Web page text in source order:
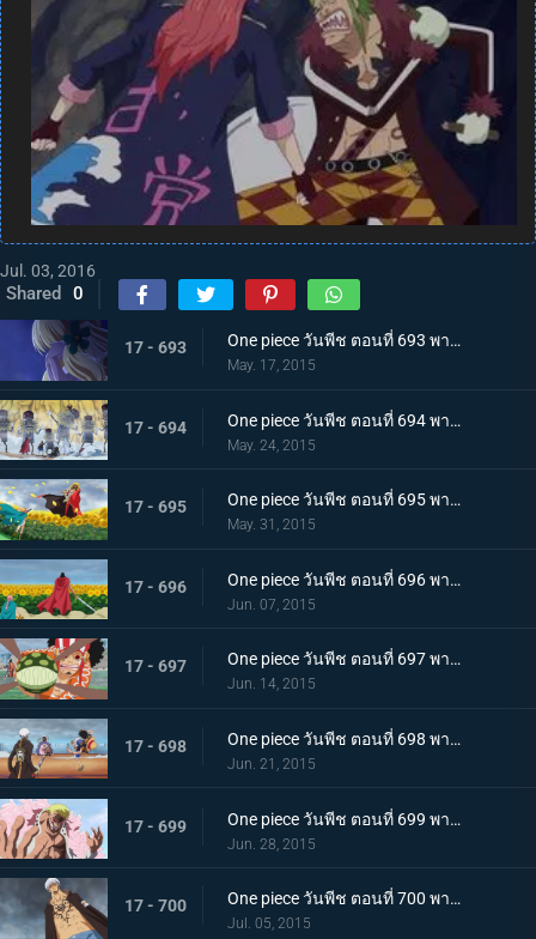
Jul. 03, 2016
Shared 0
17 - 693 One piece วันพีช ตอนที่ 693 พากย์ไทย เจ้าหญิงของคนแคระ ตัวประกันมันเชอรี่
May. 17, 2015
17 - 694 One piece วันพีช ตอนที่ 694 พากย์ไทย ไม่ยอมตาย! กองทัพตุ๊กตาที่น่าสะพรึงกลัว!!!
May. 24, 2015
17 - 695 One piece วันพีช ตอนที่ 695 พากย์ไทย เดิมพันด้วยชีวิต! ลูฟี่คือไพ่ตายแห่งชัยชนะ!!
May. 31, 2015
17 - 696 One piece วันพีช ตอนที่ 696 พากย์ไทย น้ำตาแห่งการพบกัน! รีเบคก้ากับเคียรอส!
Jun. 07, 2015
17 - 697 One piece วันพีช ตอนที่ 697 พากย์ไทย กระสุนพิฆาต! บุรุษผู้ปกป้องเดรสโรซ่า!
Jun. 14, 2015
17 - 698 One piece วันพีช ตอนที่ 698 พากย์ไทย ระเบิดความโกรธ! แผนลับสุดยอดของลูฟี่และลอว์!
Jun. 21, 2015
17 - 699 One piece วันพีช ตอนที่ 699 พากย์ไทย ครอบครัวชนชั้นสูง! ตัวตนแท้จริงของโดฟลามิงโก้!
Jun. 28, 2015
17 - 700 One piece วันพีช ตอนที่ 700 พากย์ไทย พลังที่สุดยอด!! ความลับของผล โอเปะ โอเปะ!
Jul. 05, 2015